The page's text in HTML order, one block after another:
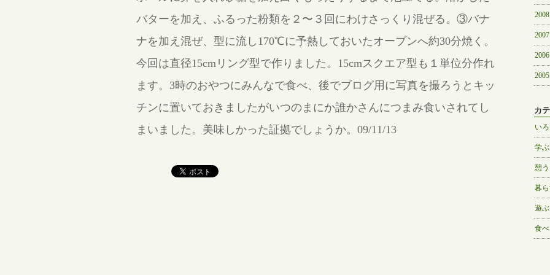
バターを加え、ふるった粉類を２〜３回にわけさっくり混ぜる。③バナ
ナを加え混ぜ、型に流し170℃に予熱しておいたオーブンへ約30分焼く。
今回は直径15cmリング型で作りました。15cmスクエア型も１単位分作れ
ます。3時のおやつにみんなで食べ、後でブログ用に写真を撮ろうとキッ
チンに置いておきましたがいつのまにか誰かさんにつまみ食いされてし
まいました。美味しかった証拠でしょうか。09/11/13
2008
2007
2006
2005
カ
い
学ぶ
憩う
暮
遊ぶ
食